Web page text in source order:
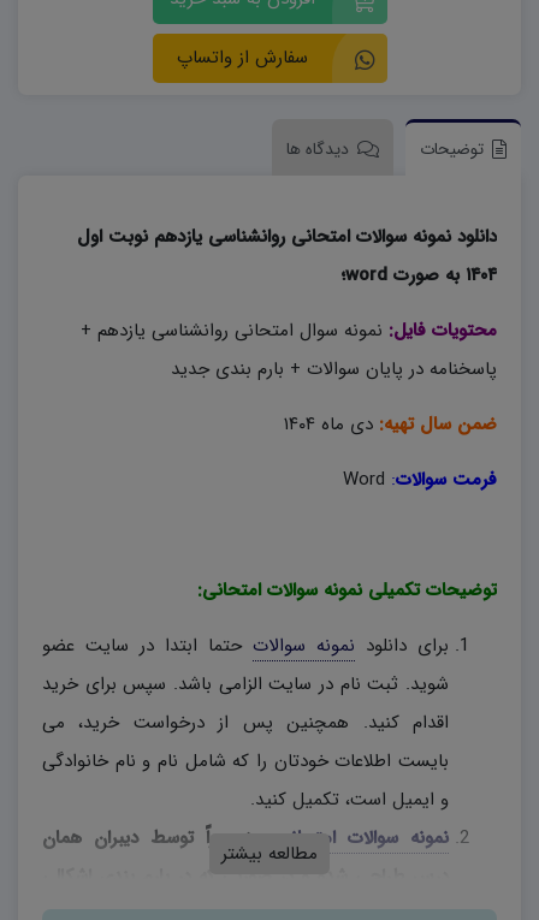
سفارش از واتساپ
توضیحات دیدگاه ها
دانلود نمونه سوالات امتحانی روانشناسی یازدهم نوبت اول
۱۴۰۴ به صورت word؛
محتویات فایل: نمونه سوال امتحانی روانشناسی یازدهم +
پاسخنامه در پایان سوالات + بارم بندی جدید
ضمن سال تهیه: دی ماه ۱۴۰۴
فرمت سوالات:
توضیحات تکمیلی نمونه سوالات امتحانی:
برای دانلود نمونه سوالات حتما ابتدا در سایت عضو
شوید. ثبت نام در سایت الزامی باشد. سپس برای خرید
اقدام کنید. همچنین پس از درخواست خرید، می
بایست اطلاعات خودتان را که شامل نام و نام خانوادگی
و ایمیل است، تکمیل کنید.
نمونه سوالات امتحانی
، منحصراً توسط دیبران همان
مطالعه بیشتر